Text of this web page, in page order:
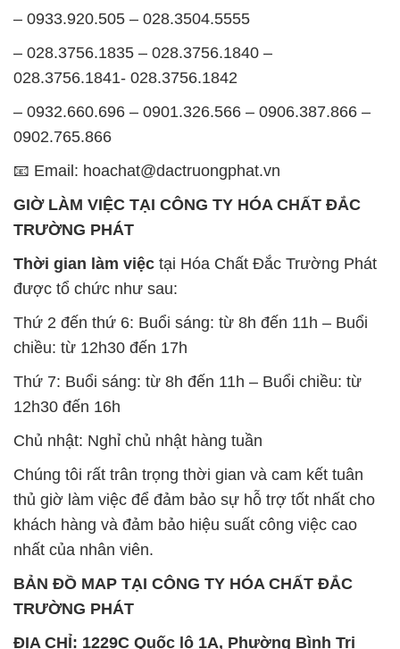
– 0933.920.505 – 028.3504.5555
– 028.3756.1835 – 028.3756.1840 –
028.3756.1841- 028.3756.1842
– 0932.660.696 – 0901.326.566 – 0906.387.866 –
0902.765.866
📧 Email: hoachat@dactruongphat.vn
GIỜ LÀM VIỆC TẠI CÔNG TY HÓA CHẤT ĐẮC
TRƯỜNG PHÁT
Thời gian làm việc tại Hóa Chất Đắc Trường Phát
được tổ chức như sau:
Thứ 2 đến thứ 6: Buổi sáng: từ 8h đến 11h – Buổi
chiều: từ 12h30 đến 17h
Thứ 7: Buổi sáng: từ 8h đến 11h – Buổi chiều: từ
12h30 đến 16h
Chủ nhật: Nghỉ chủ nhật hàng tuần
Chúng tôi rất trân trọng thời gian và cam kết tuân
thủ giờ làm việc để đảm bảo sự hỗ trợ tốt nhất cho
khách hàng và đảm bảo hiệu suất công việc cao
nhất của nhân viên.
BẢN ĐỒ MAP TẠI CÔNG TY HÓA CHẤT ĐẮC
TRƯỜNG PHÁT
ĐỊA CHỈ: 1229C Quốc lộ 1A, Phường Bình Trị